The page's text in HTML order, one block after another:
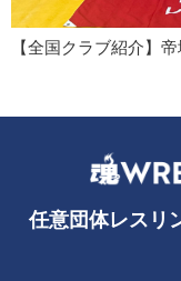
【全国クラブ紹介】
任意団体レスリ